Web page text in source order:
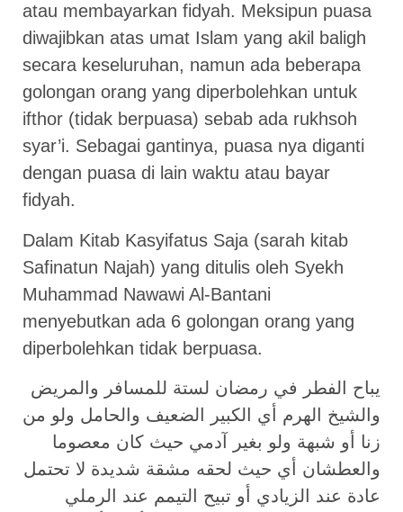
atau membayarkan fidyah. Meksipun puasa
diwajibkan atas umat Islam yang akil baligh
secara keseluruhan, namun ada beberapa
golongan orang yang diperbolehkan untuk
ifthor (tidak berpuasa) sebab ada rukhsoh
syar’i. Sebagai gantinya, puasa nya diganti
dengan puasa di lain waktu atau bayar
fidyah.
Dalam Kitab Kasyifatus Saja (sarah kitab
Safinatun Najah) yang ditulis oleh Syekh
Muhammad Nawawi Al-Bantani
menyebutkan ada 6 golongan orang yang
diperbolehkan tidak berpuasa.
يباح الفطر في رمضان لستة للمسافر والمريض
والشيخ الهرم أي الكبير الضعيف والحامل ولو من
زنا أو شبهة ولو بغير آدمي حيث كان معصوما
والعطشان أي حيث لحقه مشقة شديدة لا تحتمل
عادة عند الزيادي أو تبيح التيمم عند الرملي